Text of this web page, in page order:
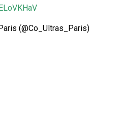
(@Co_Ultras_Paris)